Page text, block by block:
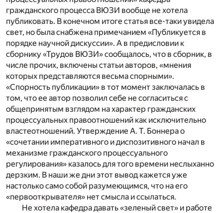
гражданского процесса ВЮЗИ вообще не хотела
публиковать. В конечном итоге статья все-таки увидела
свет, но была снабжена примечанием «Публикуется в
порядке научной дискуссии». А в предисловии к
сборнику «Трудов ВЮЗИ» сообщалось, что в сборник, в
числе прочих, включены статьи авторов, «мнения
которых представляются весьма спорными».
«Спорность публикации» в тот момент заключалась в
том, что ее автор позволил себе не согласиться с
общепринятым взглядом на характер гражданских
процессуальных правоотношений как исключительно
властеотношений. Утверждение А. Т. Боннера о
«сочетании императивного и диспозитивного начал в
механизме гражданского процессуального
регулирования» казалось для того времени неслыханно
дерзким. В наши же дни этот вывод кажется уже
настолько само собой разумеющимся, что на его
«первооткрывателя» нет смысла и ссылаться.
Не хотела кафедра давать «зеленый свет» и работе